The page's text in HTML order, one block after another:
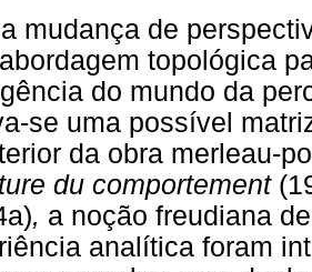
mudança de
topológica
do mundo da
se uma possível
da obra merleau-
du comportement
, a noção freudiana
analítica foram